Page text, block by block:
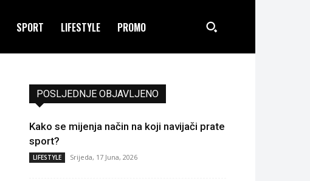
SPORT LIFESTYLE PROMO
POSLJEDNJE OBJAVLJENO
Kako se mijenja način na koji navijači prate
sport?
LIFESTYLE Srijeda, 17 Juna, 2026